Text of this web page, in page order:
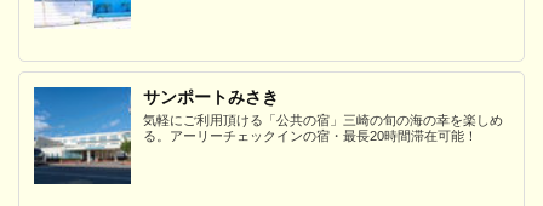
サンポートみさき
気軽にご利用頂ける「公共の宿」三崎の旬の海の幸を楽しめ
る。アーリーチェックインの宿・最長20時間滞在可能！